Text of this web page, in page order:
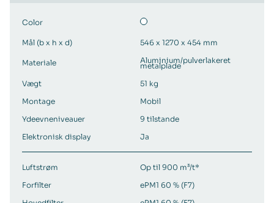
Color
Mål (b x h x d) 546 x 1270 x 454 mm
Materiale Aluminium/pulverlakeret
metalplade
Vægt
51 kg
Montage
Mobil
Ydeevneniveauer
9 tilstande
Elektronisk display
Ja
Luftstrøm
Op til 900 m³/t*
Forfilter
ePM1 60 % (F7)